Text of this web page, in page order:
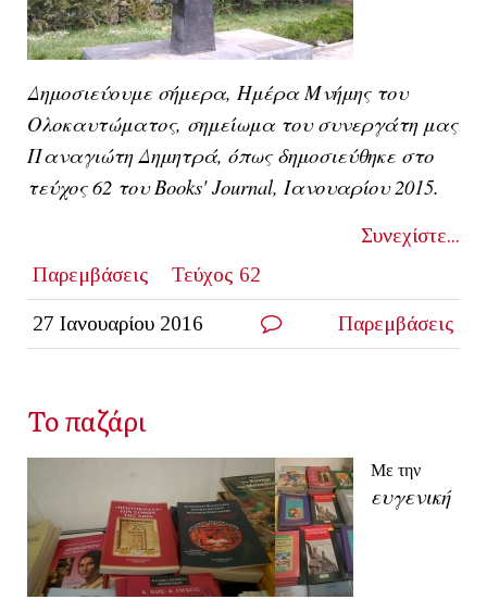
Δημοσιεύουμε σήμερα, Ημέρα Μνήμης του
Ολοκαυτώματος, σημείωμα του συνεργάτη μας
Παναγιώτη Δημητρά, όπως δημοσιεύθηκε στο
τεύχος 62 του Books' Journal, Ιανουαρίου 2015.
Συνεχίστε...
Παρεμβάσεις
Τεύχος 62
27 Ιανουαρίου 2016 Παρεμβάσεις
Το παζάρι
Με την
ευγενική